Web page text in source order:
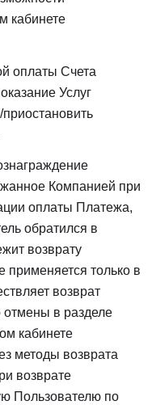
кабинете
оплаты Счета
Услуг
приостановить
Компанией при
оплаты Платежа,
обратился в
возврату
применяется только в
возврат
отмены в разделе
кабинете
методы возврата
возврате
Пользователю по